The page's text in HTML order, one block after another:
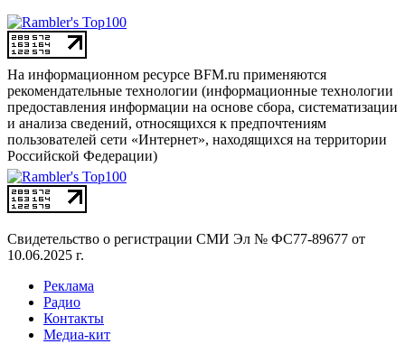
На информационном ресурсе BFM.ru применяются
рекомендательные технологии (информационные технологии
предоставления информации на основе сбора, систематизации
и анализа сведений, относящихся к предпочтениям
пользователей сети «Интернет», находящихся на территории
Российской Федерации)
Свидетельство о регистрации СМИ Эл № ФС77-89677 от
10.06.2025 г.
Реклама
Радио
Контакты
Медиа-кит